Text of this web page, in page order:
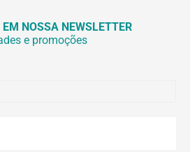
NOSSA NEWSLETTER
e promoções